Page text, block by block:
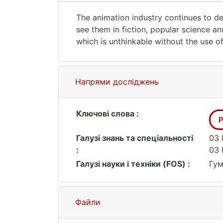
The animation industry continues to
see them in fiction, popular science
which is unthinkable without the use
The subject of study are cognitive
Political cartoons are among the
propaganda and information
the information reality. Like other
certain phenomena and figures of
We see prospects for further
Напрями досліджень
Ключові слова :
Галузі знань та спеціальності
:
03
03
Галузі науки і техніки (FOS) :
Файли